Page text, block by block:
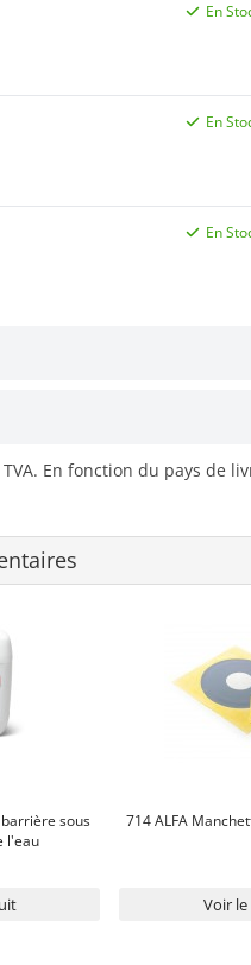
En
En
En
En fonction du pays de
sous
l'eau
714 ALFA
Voir